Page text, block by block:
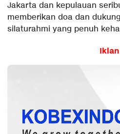
Jakarta dan kepulauan
memberikan doa dan
silaturahmi yang penuh
Iklan